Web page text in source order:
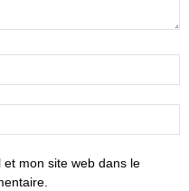
mon site web dans le